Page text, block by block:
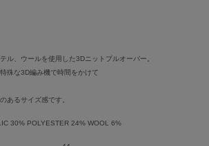
ル、ウールを使用した3Dニットプルオーバー。
殊な3D編み機で時間をかけて
あるサイズ感です。
30% POLYESTER 24% WOOL 6%